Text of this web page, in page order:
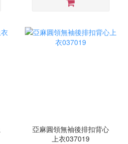
亞麻圓領無袖後排扣背心
上衣037019